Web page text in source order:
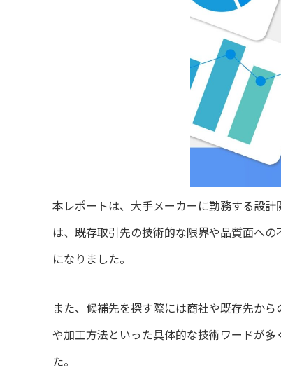
本レポートは、大手メーカーに勤務する設
は、既存取引先の技術的な限界や品質面へ
になりました。
また、候補先を探す際には商社や既存先か
や加工方法といった具体的な技術ワードが
た。